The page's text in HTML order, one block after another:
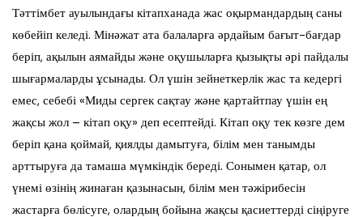
Тәттімбет ауылындағы кітапханада жас оқырмандардың саны
көбейіп келеді. Мінәжат ата балаларға әрдайым бағыт-бағдар
беріп, ақылын аямайды және оқушыларға қызықты әрі пайдалы
шығармаларды ұсынады. Ол үшін зейнеткерлік жас та кедергі
емес, себебі «Миды сергек сақтау және қартайтпау үшін ең
жақсы жол – кітап оқу» деп есептейді. Кітап оқу тек көзге дем
беріп қана қоймай, қиялды дамытуға, білім мен танымды
арттыруға да тамаша мүмкіндік береді. Сонымен қатар, ол
үнемі өзінің жинаған қазынасын, білім мен тәжірибесін
жастарға бөлісуге, олардың бойына жақсы қасиеттерді сіңіруге